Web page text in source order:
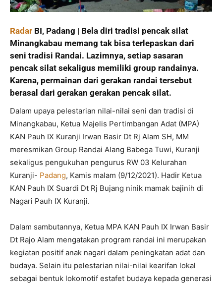
Radar BI, Padang | Bela diri tradisi pencak silat
Minangkabau memang tak bisa terlepaskan dari
seni tradisi Randai. Lazimnya, setiap sasaran
pencak silat sekaligus memiliki group randainya.
Karena, permainan dari gerakan randai tersebut
berasal dari gerakan gerakan pencak silat.
Dalam upaya pelestarian nilai-nilai seni dan tradisi di
Minangkabau, Ketua Majelis Pertimbangan Adat (MPA)
KAN Pauh IX Kuranji Irwan Basir Dt Rj Alam SH, MM
meresmikan Group Randai Alang Babega Tuwi, Kuranji
sekaligus pengukuhan pengurus RW 03 Kelurahan
Kuranji- Padang, Kamis malam (9/12/2021). Hadir Ketua
KAN Pauh IX Suardi Dt Rj Bujang ninik mamak bajinih di
Nagari Pauh IX Kuranji.
Dalam sambutannya, Ketua MPA KAN Pauh IX Irwan Basir
Dt Rajo Alam mengatakan program randai ini merupakan
kegiatan positif anak nagari dalam peningkatan adat dan
budaya. Selain itu pelestarian nilai-nilai kearifan lokal
sebagai bentuk lokomotif estafet budaya kepada generasi